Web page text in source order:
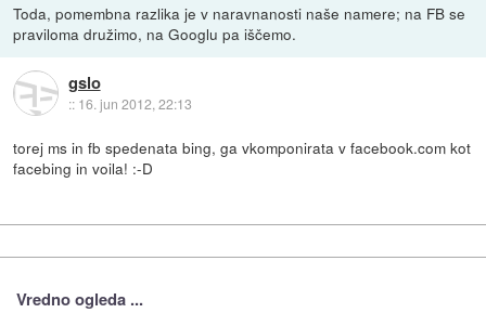
Toda, pomembna razlika je v naravnanosti naše namere; na FB se
praviloma družimo, na Googlu pa iščemo.
gslo
:: 16. jun 2012, 22:13
torej ms in fb spedenata bing, ga vkomponirata v facebook.com kot
facebing in voila! :-D
Vredno ogleda ...